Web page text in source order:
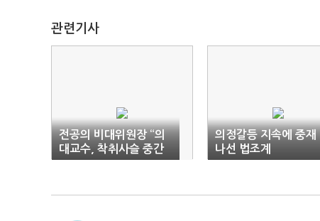
관련기사
전공의 비대위원장 “의
대교수, 착취사슬 중간
관리자”
의정갈등 지속에 중재
나선 법조계